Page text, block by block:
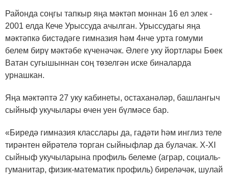
Районда соңгы тапкыр яңа мәктәп моннан 16 ел элек -
2001 елда Кече Урыссуда ачылган. Урыссудагы яңа
мәктәпкә бистәдәге гимназия һәм 4нче урта гомуми
белем бирү мәктәбе күченәчәк. Әлеге уку йортлары Бөек
Ватан сугышыннан соң төзелгән иске биналарда
урнашкан.
Яңа мәктәптә 27 уку кабинеты, остаханәләр, башлангыч
сыйныф укучылары өчен уен бүлмәсе бар.
«Биредә гимназия класслары да, гадәти һәм инглиз теле
тирәнтен өйрәтелә торган сыйныфлар да булачак. X-XI
сыйныф укучыларына профиль белеме (аграр, социаль-
гуманитар, физик-математик профиль) биреләчәк, шулай